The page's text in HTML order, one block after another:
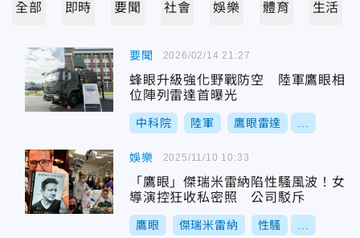
全部 即時 要聞 社會 娛樂 體育 生活
要聞
蜂眼升級強化野戰防空 陸軍鷹眼相
位陣列雷達首曝光
中科院 陸軍 鷹眼雷達
2026/02/14 21:27
娛樂
「鷹眼」傑瑞米雷納陷性騷風波！女
導演控狂收私密照 公司駁斥
鷹眼 傑瑞米雷納 性騷
2025/11/10 10:33